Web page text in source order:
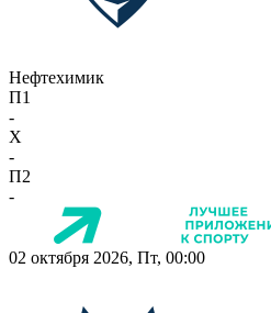
Нефтехимик
П1
-
X
-
П2
-
02 октября 2026, Пт, 00:00